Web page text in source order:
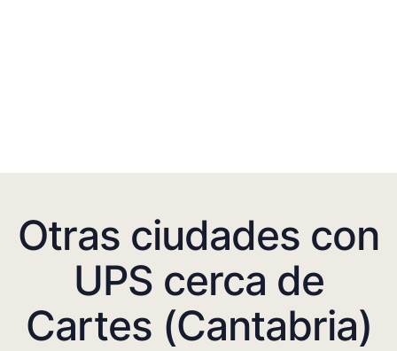
Otras ciudades con
UPS cerca de
Cartes (Cantabria)